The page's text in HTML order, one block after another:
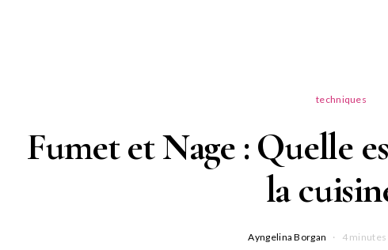
techniques
Fumet et Nage : Quelle
la
Ayngelina Borgan 4